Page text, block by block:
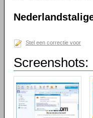
Stel een correctie voor
Screenshots: